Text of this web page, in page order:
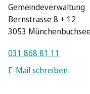
Gemeindeverwaltung
Bernstrasse 8 + 12
3053
031 868 81 11
E-Mail schreiben